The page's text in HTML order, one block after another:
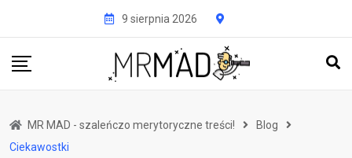
treści
9 sierpnia 2026
MR MAD - szaleńczo merytoryczne treści!
Blog
Ciekawostki